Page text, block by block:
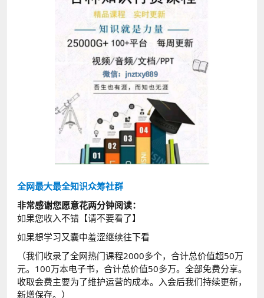
全网最大最全知识众筹社群
非常感谢您愿意花两分钟阅读：
如果您收入不错【请不要看了】
如果想学习又囊中羞涩继续往下看
（我们收录了全网热门课程2000多个，合计总价值超50万
元。100万本电子书，合计总价值50多万。全部免费分享。
收取会费主要为了维护运营的成本。入会后我们持续更新，
新增保存。）